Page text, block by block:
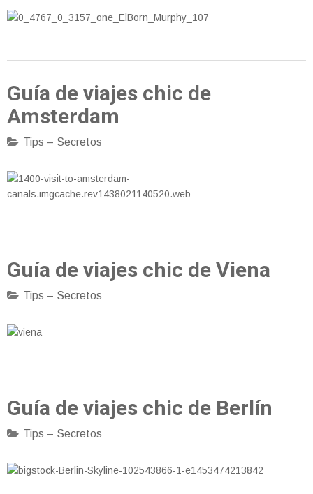
Guía de viajes chic de
Amsterdam
Tips – Secretos
Guía de viajes chic de Viena
Tips – Secretos
Guía de viajes chic de Berlín
Tips – Secretos